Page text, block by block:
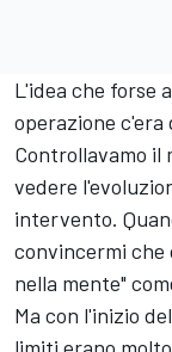
L'idea che forse
operazione c'era
Controllavamo il
vedere
intervento.
convincermi che
nella mente"
Ma con l'inizio